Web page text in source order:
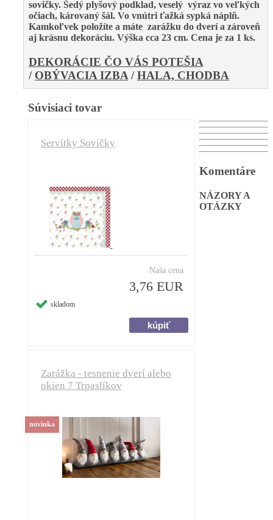
sovičky. Šedý plyšový podklad, veselý výraz vo veľkých
očiach, károvaný šál. Vo vnútri ťažká sypká náplň.
Kamkoľvek položíte a máte zarážku do dverí a zároveň
aj krásnu dekoráciu. Výška cca 23 cm. Cena je za 1 ks.
DEKORÁCIE ČO VÁS POTEŠIA
/ OBÝVACIA IZBA /HALA, CHODBA
Súvisiaci tovar
Servítky Sovičky
Naša cena
3,76 EUR
skladom
Zarážka - tesnenie dverí alebo
okien 7 Trpaslíkov
novinka
Komentáre
NÁZORY A
OTÁZKY